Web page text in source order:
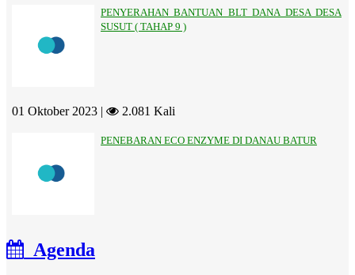
PENYERAHAN BANTUAN BLT DANA DESA DESA
SUSUT ( TAHAP 9 )
01 Oktober 2023 | 2.081 Kali
PENEBARAN ECO ENZYME DI DANAU BATUR
Agenda